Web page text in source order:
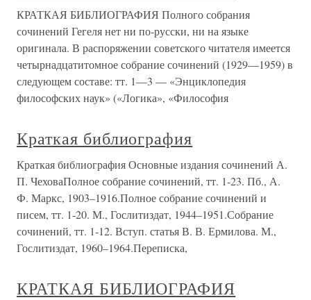
КРАТКАЯ БИБЛИОГРАФИЯ Полного собрания
сочинений Гегеля нет ни по-русски, ни на языке
оригинала. В распоряжении советского читателя имеется
четырнадцатитомное собрание сочинений (1929—1959) в
следующем составе: тт. 1—3 — «Энциклопедия
философских наук» («Логика», «Философия
Краткая библиография
Краткая библиография Основные издания сочинений А.
П. ЧеховаПолное собрание сочинений, тт. 1-23. Пб., А.
Ф. Маркс, 1903–1916.Полное собрание сочинений и
писем, тт. 1-20. М., Гослитиздат, 1944–1951.Собрание
сочинений, тт. 1-12. Вступ. статья В. В. Ермилова. М.,
Гослитиздат, 1960–1964.Переписка,
КРАТКАЯ БИБЛИОГРАФИЯ